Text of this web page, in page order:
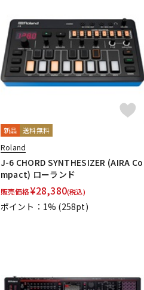
新品 送料無料
Roland
J-6 CHORD SYNTHESIZER (AIRA Co
mpact) ローランド
販売価格¥28,380(税込)
ポイント：1% (258pt)